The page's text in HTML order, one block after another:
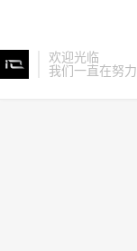
欢迎光临
我们一直在努力